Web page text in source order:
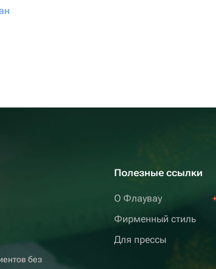
без
Полезные ссылки
О Флаувау
Фирменный стиль
Для прессы